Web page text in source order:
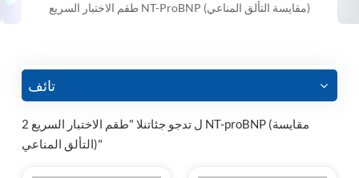
طقم الاختبار السريع NT-ProBNP (مقايسة التألق المناعي)
تائف
2 ل تدجو جئاتنلا "طقم الاختبار السريع NT-proBNP (مقايسة
التألق المناعي)"